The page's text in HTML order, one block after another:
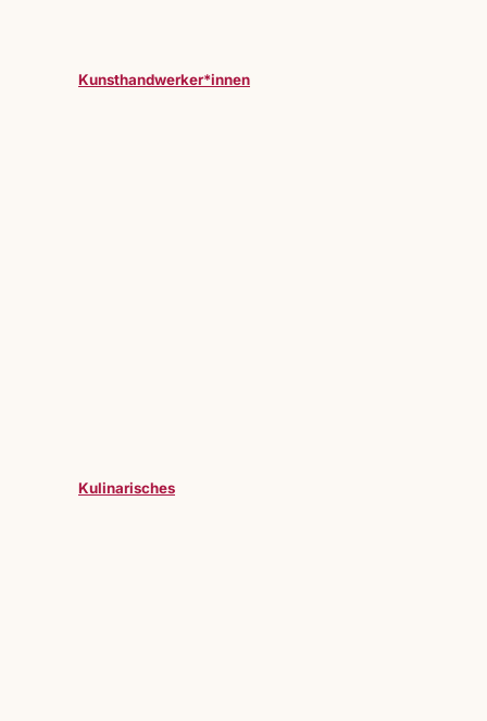
Kunsthandwerker*innen
Kulinarisches